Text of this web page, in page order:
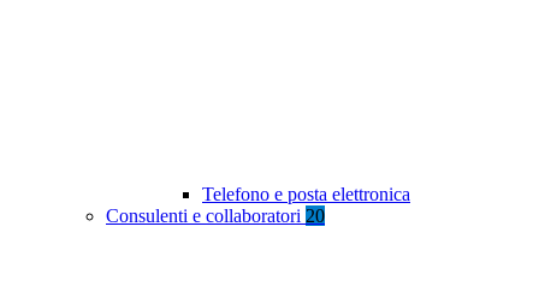
Telefono e posta elettronica
Consulenti e collaboratori 20